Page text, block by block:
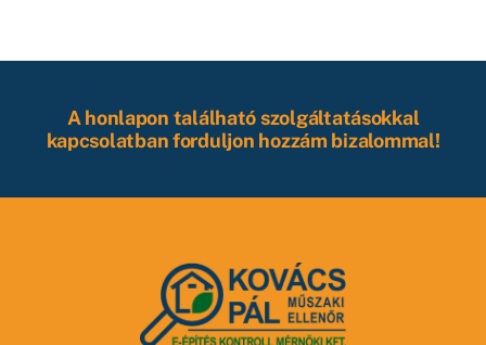
A honlapon található szolgáltatásokkal
kapcsolatban forduljon hozzám bizalommal!